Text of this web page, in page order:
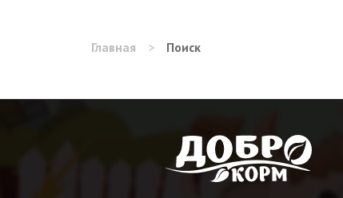
Главная > Поиск